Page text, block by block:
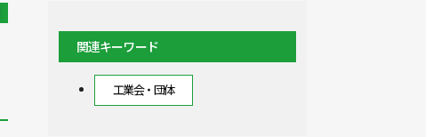
関連キーワード
工業会・団体